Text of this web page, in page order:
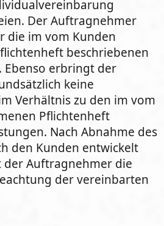
Der Auftragnehmer
die im vom Kunden
beschriebenen
Ebenso erbringt der
keine
Verhältnis zu den im vom
Pflichtenheft
Nach Abnahme des
den Kunden entwickelt
Auftragnehmer die
der vereinbarten